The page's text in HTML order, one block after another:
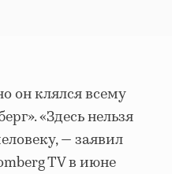
он клялся всему
«Здесь нельзя
— заявил
TV в июне